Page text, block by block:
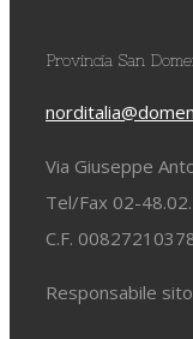
Provincia San
Via Giuseppe
Tel/Fax 02-
C.F.
Responsabile